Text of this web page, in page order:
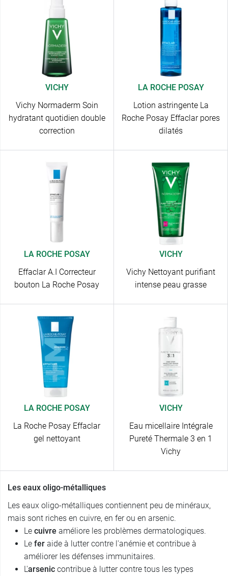
VICHY
Vichy Normaderm Soin
hydratant quotidien double
correction
LA ROCHE POSAY
Lotion astringente La
Roche Posay Effaclar pores
dilatés
LA ROCHE POSAY
Effaclar A.I Correcteur
bouton La Roche Posay
VICHY
Vichy Nettoyant purifiant
intense peau grasse
LA ROCHE POSAY
La Roche Posay Effaclar
gel nettoyant
VICHY
Eau micellaire Intégrale
Pureté Thermale 3 en 1
Vichy
Les eaux oligo-métalliques
Les eaux oligo-métalliques contiennent peu de minéraux,
mais sont riches en cuivre, en fer ou en arsenic.
Le cuivre améliore les problèmes dermatologiques.
Le fer aide à lutter contre l'anémie et contribue à
améliorer les défenses immunitaires.
L'arsenic contribue à lutter contre tous les types